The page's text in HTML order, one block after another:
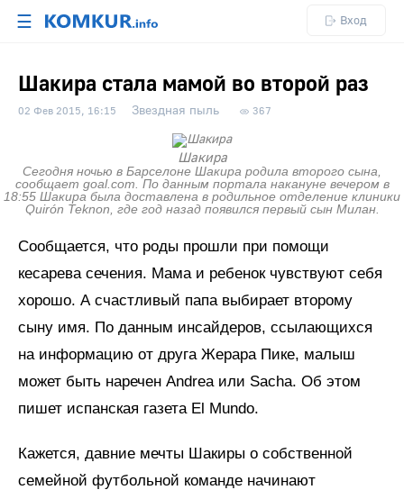
☰ Вход
Шакира стала мамой во второй раз
02 Фев 2015, 16:15 Звездная пыль 367
Шакира
Сегодня ночью в Барселоне Шакира родила второго сына,
сообщает goal.com. По данным портала накануне вечером в
18:55 Шакира была доставлена в родильное отделение клиники
Quirón Teknon, где год назад появился первый сын Милан.
Сообщается, что роды прошли при помощи
кесарева сечения. Мама и ребенок чувствуют себя
хорошо. А счастливый папа выбирает второму
сыну имя. По данным инсайдеров, ссылающихся
на информацию от друга Жерара Пике, малыш
может быть наречен Andrea или Sacha. Об этом
пишет испанская газета El Mundo.
Кажется, давние мечты Шакиры о собственной
семейной футбольной команде начинают